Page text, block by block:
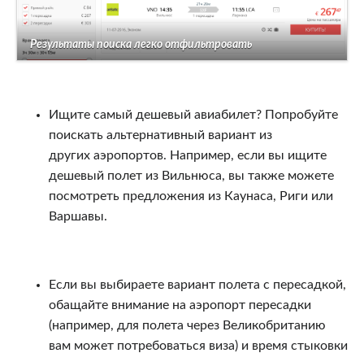
Результаты поиска легко отфильтровать
Ищите самый дешевый авиабилет? Попробуйте
поискать альтернативный вариант из
других аэропортов. Например, если вы ищите
дешевый полет из Вильнюса, вы также можете
посмотреть предложения из Каунаса, Риги или
Варшавы.
Если вы выбираете вариант полета с пересадкой,
обащайте внимание на аэропорт пересадки
(например, для полета через Великобританию
вам может потребоваться виза) и время стыковки